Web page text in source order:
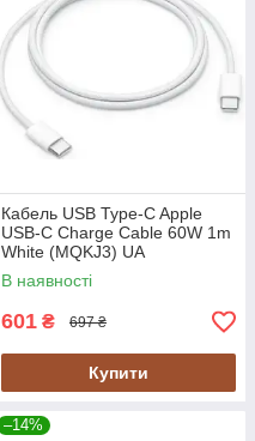
Кабель USB Type-C Apple
USB-C Charge Cable 60W 1m
White (MQKJ3) UA
В наявності
601 ₴ 697 ₴
Купити
–14%